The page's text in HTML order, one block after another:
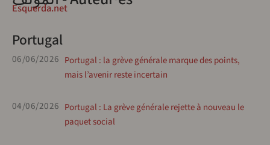
Esquerda.net
Portugal
06/06/2026 Portugal : la grève générale marque des points,
mais l’avenir reste incertain
04/06/2026 Portugal : La grève générale rejette à nouveau le
paquet social